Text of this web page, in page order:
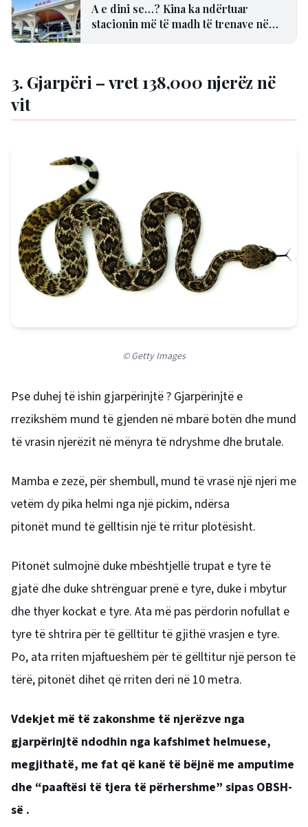
A e dini se…? Kina ka ndërtuar
stacionin më të madh të trenave në
3. Gjarpëri – vret 138,000 njerëz në
vit
© Getty Images
Pse duhej të ishin gjarpërinjtë ? Gjarpërinjtë e
rrezikshëm mund të gjenden në mbarë botën dhe mund
të vrasin njerëzit në mënyra të ndryshme dhe brutale.
Mamba e zezë, për shembull, mund të vrasë një njeri me
vetëm dy pika helmi nga një pickim, ndërsa
pitonët mund të gëlltisin një të rritur plotësisht.
Pitonët sulmojnë duke mbështjellë trupat e tyre të
gjatë dhe duke shtrënguar prenë e tyre, duke i mbytur
dhe thyer kockat e tyre. Ata më pas përdorin nofullat e
tyre të shtrira për të gëlltitur të gjithë vrasjen e tyre.
Po, ata rriten mjaftueshëm për të gëlltitur një person të
tërë, pitonët dihet që rriten deri në 10 metra.
Vdekjet më të zakonshme të njerëzve nga
gjarpërinjtë ndodhin nga kafshimet helmuese,
megjithatë, me fat që kanë të bëjnë me amputime
dhe “paaftësi të tjera të përhershme” sipas OBSH-
së .